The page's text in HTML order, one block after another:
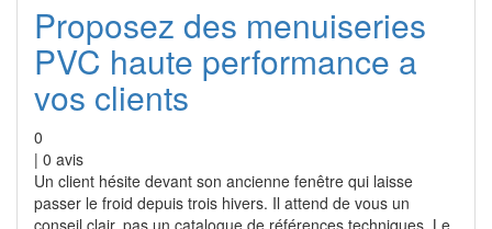
Proposez des menuiseries
PVC haute performance a
vos clients
0
| 0 avis
Un client hésite devant son ancienne fenêtre qui laisse
passer le froid depuis trois hivers. Il attend de vous un
conseil clair, pas un catalogue de références techniques. Le